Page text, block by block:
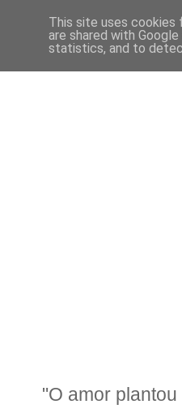
"O amor
This site uses cookies
are shared with
statistics, and to